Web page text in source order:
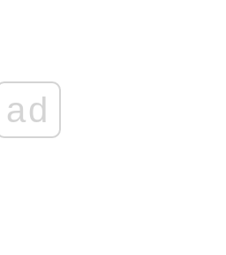
ad